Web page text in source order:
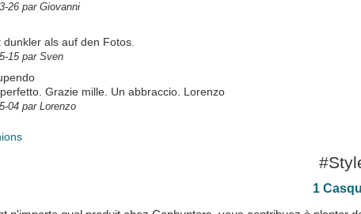
26 par Giovanni
als auf den Fotos.
15 par Sven
Grazie mille. Un abbraccio. Lorenzo
04 par Lorenzo
1